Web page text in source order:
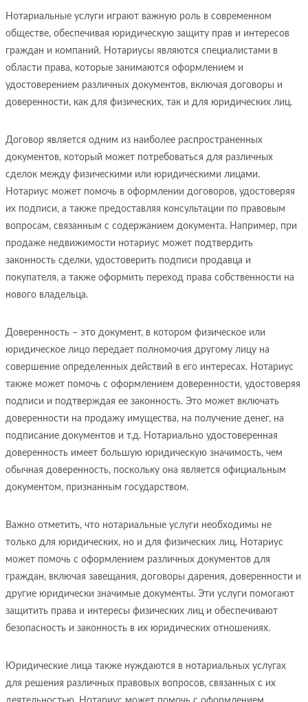
Нотариальные услуги играют важную роль в современном
обществе, обеспечивая юридическую защиту прав и интересов
граждан и компаний. Нотариусы являются специалистами в
области права, которые занимаются оформлением и
удостоверением различных документов, включая договоры и
доверенности, как для физических, так и для юридических лиц.
Договор является одним из наиболее распространенных
документов, который может потребоваться для различных
сделок между физическими или юридическими лицами.
Нотариус может помочь в оформлении договоров, удостоверяя
их подписи, а также предоставляя консультации по правовым
вопросам, связанным с содержанием документа. Например, при
продаже недвижимости нотариус может подтвердить
законность сделки, удостоверить подписи продавца и
покупателя, а также оформить переход права собственности на
нового владельца.
Доверенность – это документ, в котором физическое или
юридическое лицо передает полномочия другому лицу на
совершение определенных действий в его интересах. Нотариус
также может помочь с оформлением доверенности, удостоверяя
подписи и подтверждая ее законность. Это может включать
доверенности на продажу имущества, на получение денег, на
подписание документов и т.д. Нотариально удостоверенная
доверенность имеет большую юридическую значимость, чем
обычная доверенность, поскольку она является официальным
документом, признанным государством.
Важно отметить, что нотариальные услуги необходимы не
только для юридических, но и для физических лиц. Нотариус
может помочь с оформлением различных документов для
граждан, включая завещания, договоры дарения, доверенности и
другие юридически значимые документы. Эти услуги помогают
защитить права и интересы физических лиц и обеспечивают
безопасность и законность в их юридических отношениях.
Юридические лица также нуждаются в нотариальных услугах
для решения различных правовых вопросов, связанных с их